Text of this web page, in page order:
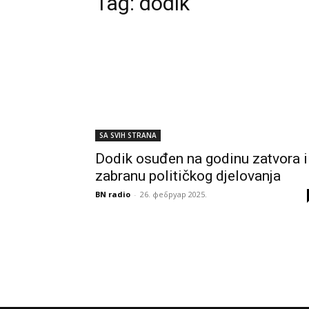
SA SVIH STRANA
Dodik osuđen na godinu zatvora i
zabranu političkog djelovanja
BN radio - 26. фебруар 2025.